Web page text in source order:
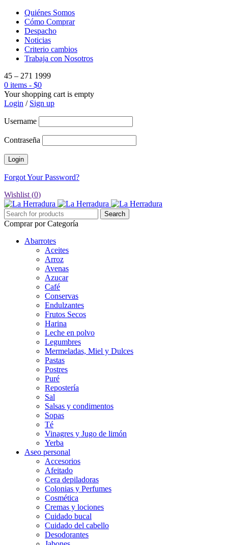
Quiénes Somos
Cómo Comprar
Despacho
Noticias
Criterio cambios
Trabaja con Nosotros
45 – 271 1999
0 items - $0
Your shopping cart is empty
Login / Sign up
Username
Contraseña
Forgot Your Password?
Wishlist (0)
Comprar por Categoría
Abarrotes
Aceites
Arroz
Avenas
Azucar
Café
Conservas
Endulzantes
Frutos Secos
Harina
Leche en polvo
Legumbres
Mermeladas, Miel y Dulces
Pastas
Postres
Puré
Repostería
Sal
Salsas y condimentos
Sopas
Té
Vinagres y Jugo de limón
Yerba
Aseo personal
Accesorios
Afeitado
Cera depiladoras
Colonias y Perfumes
Cosmética
Cremas y lociones
Cuidado bucal
Cuidado del cabello
Desodorantes